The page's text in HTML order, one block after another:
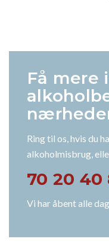
Få mere
Ring til os, hvis du
alkoholmisbrug,
70 20 40
Vi har åbent alle